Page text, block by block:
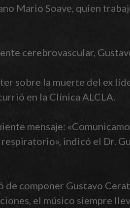
Mario Soave, quien
cerebrovascular,
sobre la muerte del ex
en la Clínica ALCLA.
mensaje:
indicó el Dr.
componer Gustavo
el músico siempre